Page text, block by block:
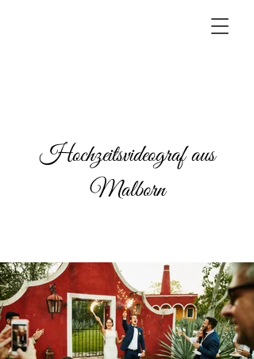
Hochzeitsvideograf aus
Malborn